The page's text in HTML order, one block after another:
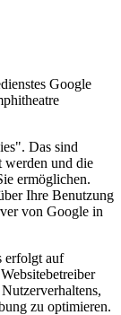
Google
Das sind
werden und die
ermöglichen.
Ihre Benutzung
von Google in
erfolgt auf
zu optimieren.